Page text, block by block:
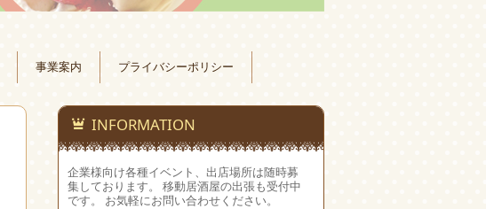
事業案内 プライバシーポリシー
INFORMATION
企業様向け各種イベント、出店場所は随時募
集しております。 移動居酒屋の出張も受付中
です。 お気軽にお問い合わせください。